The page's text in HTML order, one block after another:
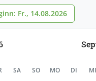
Fr., 14.08.2026
SA SO MO DI MI